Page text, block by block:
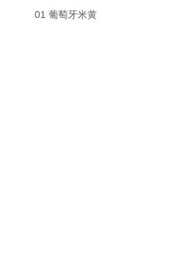
01 葡萄牙米黄